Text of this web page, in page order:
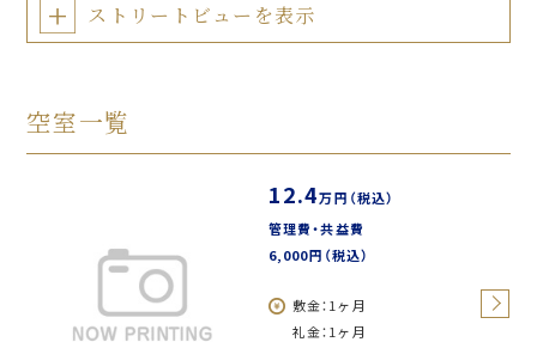
ストリートビューを表示
空室一覧
12.4万円（税込）
管理費・共益費
6,000円（税込）
敷金：1ヶ月
礼金：1ヶ月